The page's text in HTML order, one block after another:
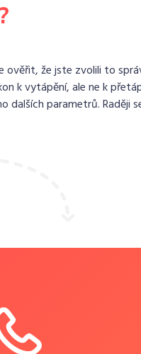
ověřit, že jste zvolili to
k vytápění, ale ne k
dalších parametrů. Raději